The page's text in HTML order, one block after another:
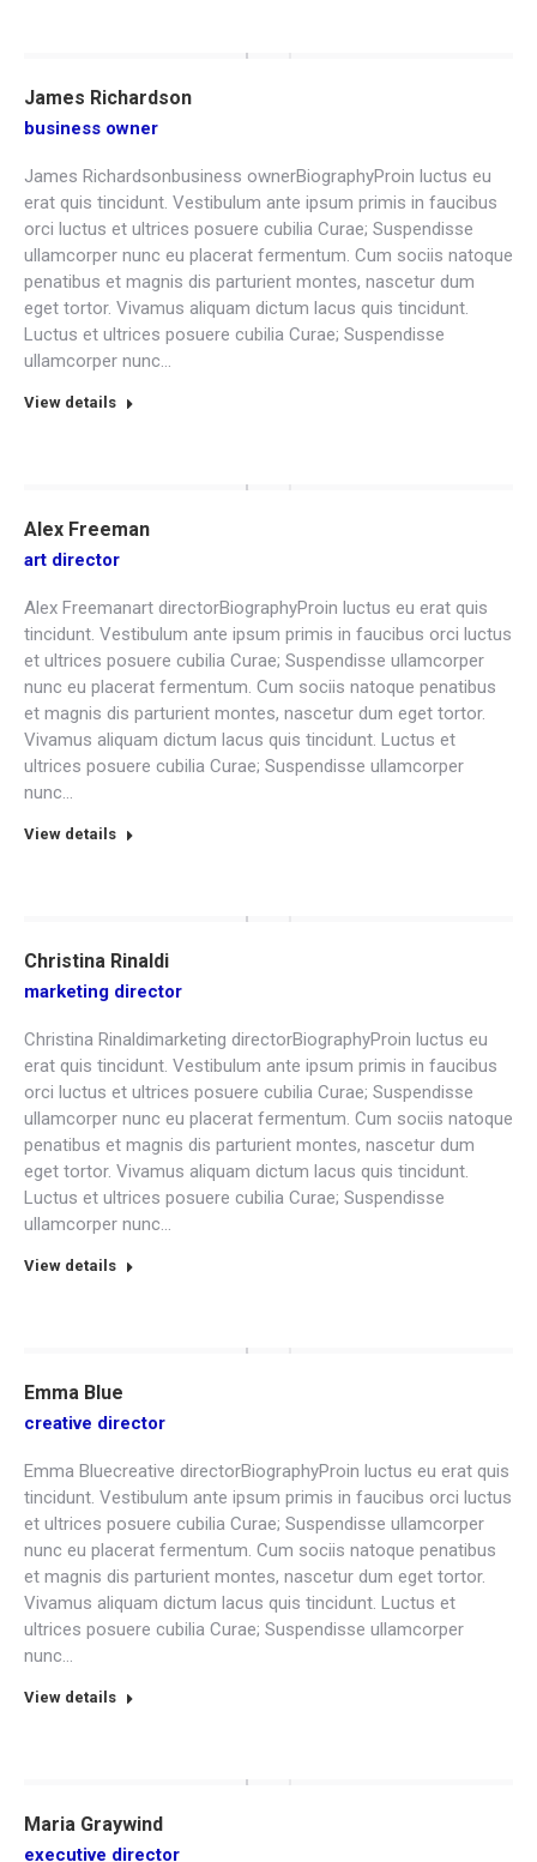
James Richardson
business owner
James Richardsonbusiness ownerBiographyProin luctus eu
erat quis tincidunt. Vestibulum ante ipsum primis in faucibus
orci luctus et ultrices posuere cubilia Curae; Suspendisse
ullamcorper nunc eu placerat fermentum. Cum sociis natoque
penatibus et magnis dis parturient montes, nascetur dum
eget tortor. Vivamus aliquam dictum lacus quis tincidunt.
Luctus et ultrices posuere cubilia Curae; Suspendisse
ullamcorper nunc…
View details
Alex Freeman
art director
Alex Freemanart directorBiographyProin luctus eu erat quis
tincidunt. Vestibulum ante ipsum primis in faucibus orci luctus
et ultrices posuere cubilia Curae; Suspendisse ullamcorper
nunc eu placerat fermentum. Cum sociis natoque penatibus
et magnis dis parturient montes, nascetur dum eget tortor.
Vivamus aliquam dictum lacus quis tincidunt. Luctus et
ultrices posuere cubilia Curae; Suspendisse ullamcorper
nunc…
View details
Christina Rinaldi
marketing director
Christina Rinaldimarketing directorBiographyProin luctus eu
erat quis tincidunt. Vestibulum ante ipsum primis in faucibus
orci luctus et ultrices posuere cubilia Curae; Suspendisse
ullamcorper nunc eu placerat fermentum. Cum sociis natoque
penatibus et magnis dis parturient montes, nascetur dum
eget tortor. Vivamus aliquam dictum lacus quis tincidunt.
Luctus et ultrices posuere cubilia Curae; Suspendisse
ullamcorper nunc…
View details
Emma Blue
creative director
Emma Bluecreative directorBiographyProin luctus eu erat quis
tincidunt. Vestibulum ante ipsum primis in faucibus orci luctus
et ultrices posuere cubilia Curae; Suspendisse ullamcorper
nunc eu placerat fermentum. Cum sociis natoque penatibus
et magnis dis parturient montes, nascetur dum eget tortor.
Vivamus aliquam dictum lacus quis tincidunt. Luctus et
ultrices posuere cubilia Curae; Suspendisse ullamcorper
nunc…
View details
Maria Graywind
executive director